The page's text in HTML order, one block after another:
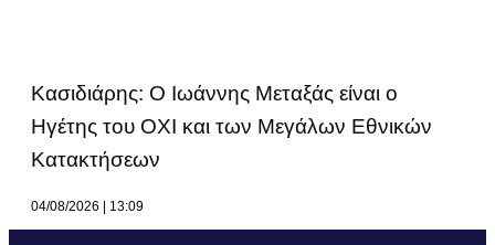
Κασιδιάρης: Ο Ιωάννης Μεταξάς είναι ο
Ηγέτης του ΟΧΙ και των Μεγάλων Εθνικών
Κατακτήσεων
04/08/2026 13:09